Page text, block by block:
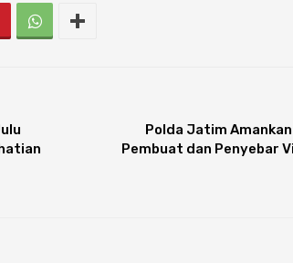
Polda Jatim
Pembuat dan Penyebar